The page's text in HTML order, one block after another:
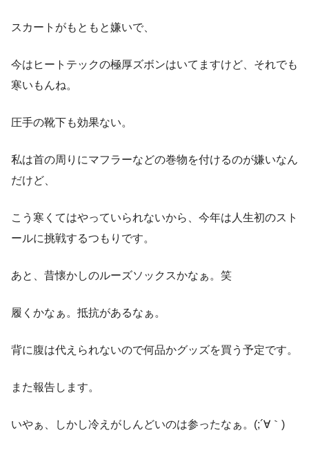
スカートがもともと嫌いで、
今はヒートテックの極厚ズボンはいてますけど、それでも
寒いもんね。
圧手の靴下も効果ない。
私は首の周りにマフラーなどの巻物を付けるのが嫌いなん
だけど、
こう寒くてはやっていられないから、今年は人生初のスト
ールに挑戦するつもりです。
あと、昔懐かしのルーズソックスかなぁ。笑
履くかなぁ。抵抗があるなぁ。
背に腹は代えられないので何品かグッズを買う予定です。
また報告します。
いやぁ、しかし冷えがしんどいのは参ったなぁ。(;´∀｀)